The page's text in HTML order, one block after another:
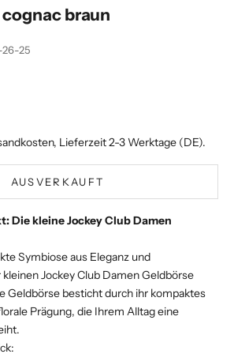
braun
25
, Lieferzeit 2-3 Werktage (DE).
AUSVERKAUFT
Die kleine Jockey Club Damen
Symbiose aus Eleganz und
Jockey Club Damen Geldbörse
Geldbörse besticht durch ihr kompaktes
Prägung, die Ihrem Alltag eine